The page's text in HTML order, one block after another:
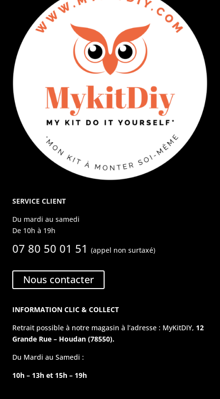
SERVICE CLIENT
Du mardi au samedi
De 10h à 19h
07 80 50 01 51(appel non surtaxé)
Nous contacter
INFORMATION CLIC & COLLECT
Retrait possible à notre magasin à l’adresse : MyKitDIY, 12
Grande Rue – Houdan (78550).
Du Mardi au Samedi :
10h – 13h et 15h – 19h